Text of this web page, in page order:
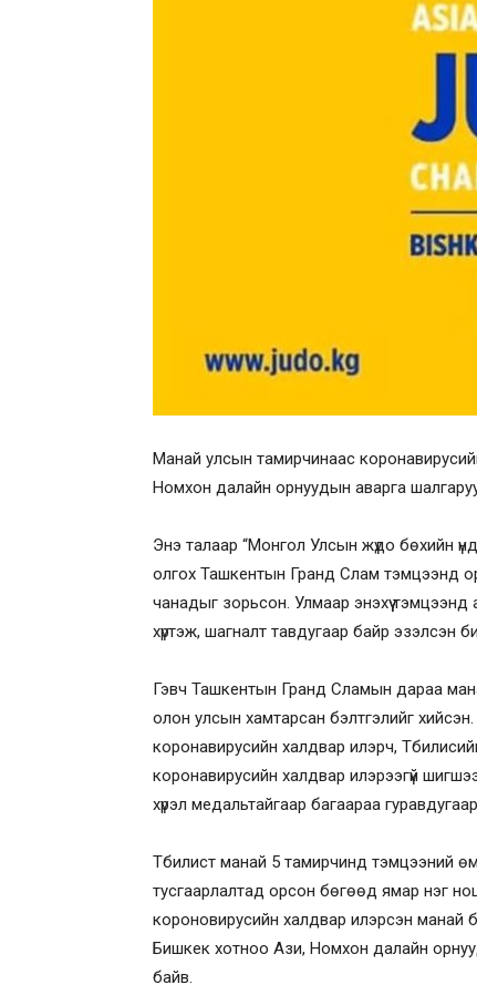
Манай улсын тамирчинаас
Номхон далайн орнуудын аварга
Энэ талаар “Монгол Улсын жүдо бөхийн
олгох Ташкентын Гранд Слам тэмцээнд
чанадыг зорьсон. Улмаар энэхүү
хүртэж, шагналт тавдугаар байр эзэлсэн
Гэвч Ташкентын Гранд Сламын дараа
олон улсын хамтарсан бэлтгэлийг
коронавирусийн халдвар илэрч,
коронавирусийн халдвар илэрээгүй
хүрэл медальтайгаар багаараа
Тбилист манай 5 тамирчинд тэмцээний
тусгаарлалтад орсон бөгөөд ямар нэг
короновирусийн халдвар илэрсэн
Бишкек хотноо Ази, Номхон далайн
байв.